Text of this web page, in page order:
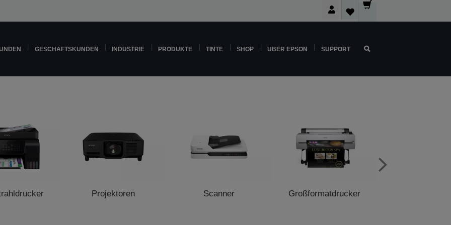
GESCHÄFTSKUNDEN INDUSTRIE PRODUKTE TINTE SHOP ÜBER EPSON SUPPORT
Projektoren Scanner Großformatdrucker